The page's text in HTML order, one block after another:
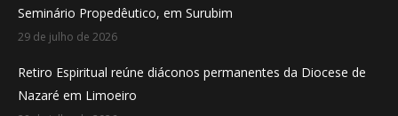
Seminário Propedêutico, em Surubim
29 de julho de 2026
Retiro Espiritual reúne diáconos permanentes da Diocese de
Nazaré em Limoeiro